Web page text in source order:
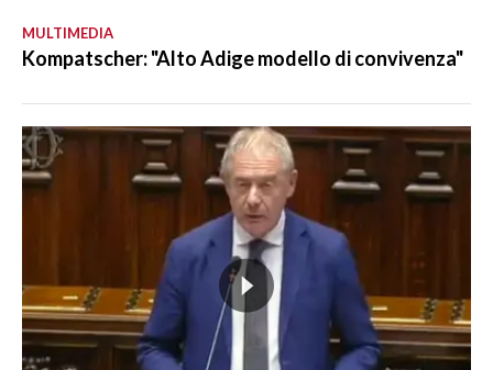
MULTIMEDIA
Kompatscher: "Alto Adige modello di convivenza"